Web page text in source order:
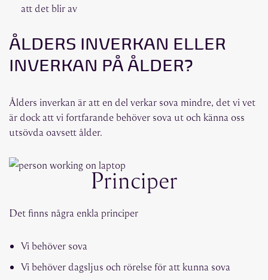
att det blir av
ÅLDERS INVERKAN ELLER
INVERKAN PÅ ÅLDER?
Ålders inverkan är att en del verkar sova mindre, det vi vet
är dock att vi fortfarande behöver sova ut och känna oss
utsövda oavsett ålder.
Principer
Det finns några enkla principer
Vi behöver sova
Vi behöver dagsljus och rörelse för att kunna sova